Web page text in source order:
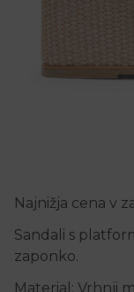
Najnižja cena v
Sandali s
zaponko.
Material: Vrhnji